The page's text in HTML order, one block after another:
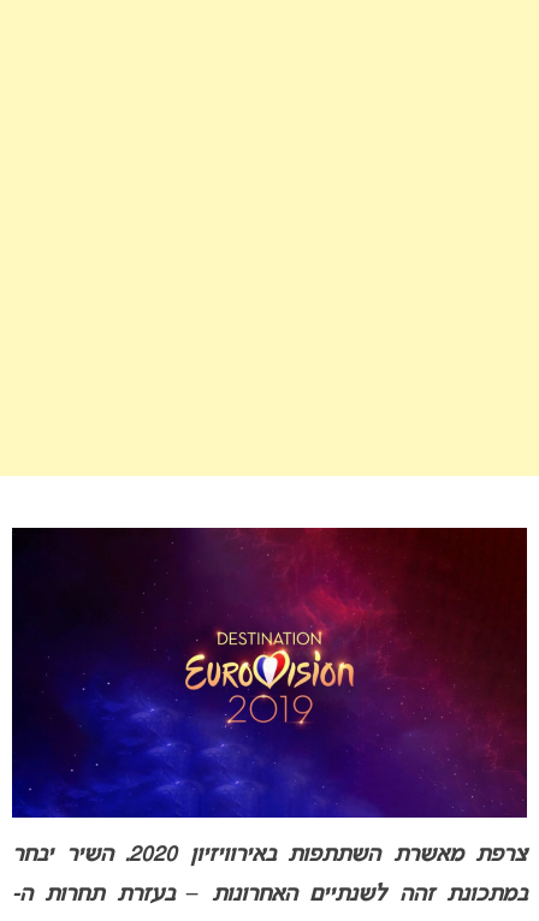
צרפת מאשרת השתתפות באירוויזיון 2020. השיר יבחר
במתכונת זהה לשנתיים האחרונות – בעזרת תחרות ה-